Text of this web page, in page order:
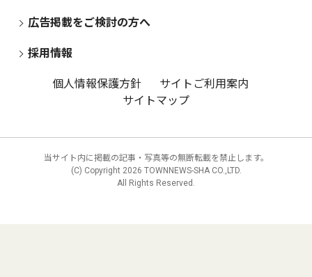
広告掲載をご検討の方へ
採用情報
個人情報保護方針
サイトご利用案内
サイトマップ
当サイト内に掲載の記事・写真等の無断転載を禁止します。
(C) Copyright 2026 TOWNNEWS-SHA CO.,LTD.
All Rights Reserved.